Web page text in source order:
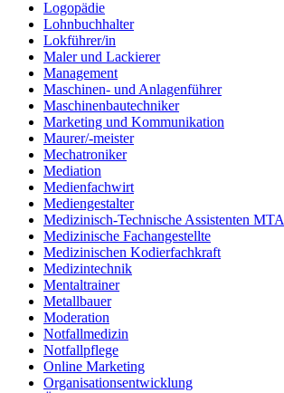
Logopädie
Lohnbuchhalter
Lokführer/in
Maler und Lackierer
Management
Maschinen- und Anlagenführer
Maschinenbautechniker
Marketing und Kommunikation
Maurer/-meister
Mechatroniker
Mediation
Medienfachwirt
Mediengestalter
Medizinisch-Technische Assistenten MTA
Medizinische Fachangestellte
Medizinischen Kodierfachkraft
Medizintechnik
Mentaltrainer
Metallbauer
Moderation
Notfallmedizin
Notfallpflege
Online Marketing
Organisationsentwicklung